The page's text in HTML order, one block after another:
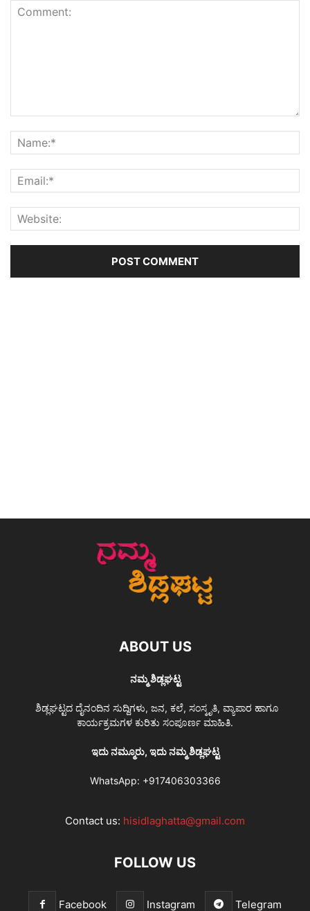
ABOUT US
ನಮ್ಮ ಶಿಡ್ಲಘಟ್ಟ
ಶಿಡ್ಲಘಟ್ಟದ ದೈನಂದಿನ ಸುದ್ದಿಗಳು, ಜನ, ಕಲೆ, ಸಂಸ್ಕೃತಿ, ವ್ಯಾಪಾರ ಹಾಗೂ
ಕಾರ್ಯಕ್ರಮಗಳ ಕುರಿತು ಸಂಪೂರ್ಣ ಮಾಹಿತಿ.
ಇದು ನಮ್ಮೂರು, ಇದು ನಮ್ಮ ಶಿಡ್ಲಘಟ್ಟ
WhatsApp: +917406303366
Contact us: hisidlaghatta@gmail.com
FOLLOW US
Facebook Instagram Telegram